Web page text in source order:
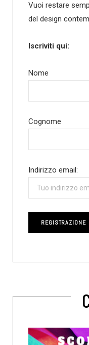
Vuoi restare
del design
Iscriviti qui:
Nome
Cognome
Indirizzo email: